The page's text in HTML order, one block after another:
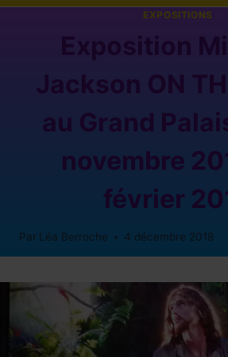
EXPOSITIONS
au Grand
novembre
février
Par Léa Berroche 4 décembre 2018